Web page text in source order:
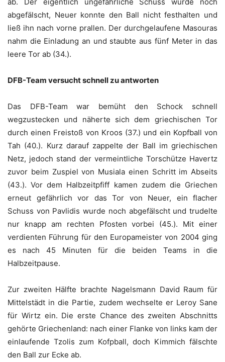
abgefälscht, Neuer konnte den Ball nicht festhalten und
ließ ihn nach vorne prallen. Der durchgelaufene Masouras
nahm die Einladung an und staubte aus fünf Meter in das
leere Tor ab (34.).
DFB-Team versucht schnell zu antworten
Das DFB-Team war bemüht den Schock schnell
wegzustecken und näherte sich dem griechischen Tor
durch einen Freistoß von Kroos (37.) und ein Kopfball von
Tah (40.). Kurz darauf zappelte der Ball im griechischen
Netz, jedoch stand der vermeintliche Torschütze Havertz
zuvor beim Zuspiel von Musiala einen Schritt im Abseits
(43.). Vor dem Halbzeitpfiff kamen zudem die Griechen
erneut gefährlich vor das Tor von Neuer, ein flacher
Schuss von Pavlidis wurde noch abgefälscht und trudelte
nur knapp am rechten Pfosten vorbei (45.). Mit einer
verdienten Führung für den Europameister von 2004 ging
es nach 45 Minuten für die beiden Teams in die
Halbzeitpause.
Zur zweiten Hälfte brachte Nagelsmann David Raum für
Mittelstädt in die Partie, zudem wechselte er Leroy Sane
für Wirtz ein. Die erste Chance des zweiten Abschnitts
gehörte Griechenland: nach einer Flanke von links kam der
einlaufende Tzolis zum Kofpball, doch Kimmich fälschte
den Ball zur Ecke ab.